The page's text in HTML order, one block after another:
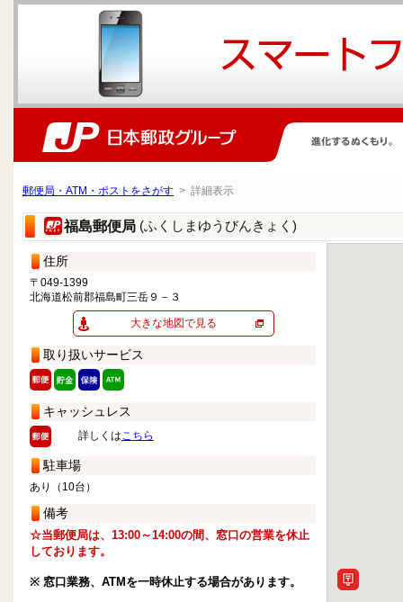
郵便局・ATM・ポストをさがす > 詳細表示
福島郵便局 (ふくしまゆうびんきょく)
住所
〒049-1399
北海道松前郡福島町三岳９－３
大きな地図で見る
取り扱いサービス
キャッシュレス
詳しくはこちら
駐車場
あり（10台）
備考
☆当郵便局は、13:00～14:00の間、窓口の営業を休止
しております。
※ 窓口業務、ATMを一時休止する場合があります。